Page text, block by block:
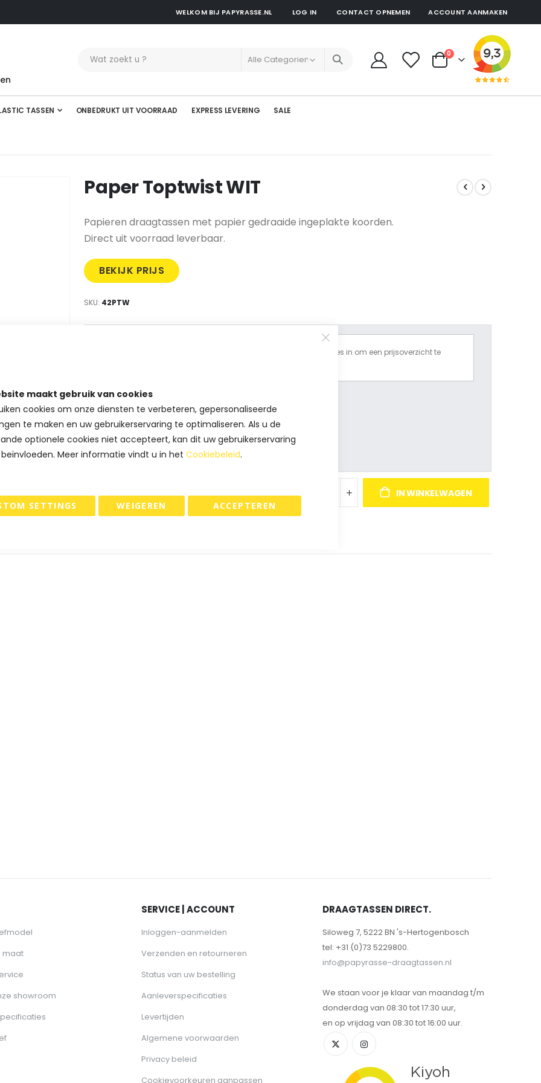
maakt gebruik van cookies
cookies om onze diensten te verbeteren, gepersonaliseerde
te maken en uw gebruikerservaring te optimaliseren. Als u de
optionele cookies niet accepteert, kan dit uw gebruikerservaring
Meer informatie vindt u in het Cookiebeleid.
ACCEPTEREN
SETTINGS WEIGEREN
WELKOM BIJ PAPYRASSE.NL LOG IN CONTACT OPNEMEN ACCOUNT AANMAKEN
Cart
0producten
TASSEN ONBEDRUKT UIT VOORRAAD EXPRESS LEVERING SALE
Paper Toptwist WIT
Papieren draagtassen met papier gedraaide ingeplakte koorden.
Direct uit voorraad leverbaar.
BEKIJK PRIJS
SKU 42PTW
Vragen over dit artikel ?
Bel ons: +31(0)73-5229800
klantenservice@papyrasse.nl
Vul alle opties in om een prijsoverzicht te
IN WINKELWAGEN
maat
showroom
SERVICE | ACCOUNT
Inloggen-aanmelden
Verzenden en retourneren
Status van uw bestelling
Aanleverspecificaties
Levertijden
Algemene voorwaarden
Privacy beleid
Cookievoorkeuren aanpassen
DRAAGTASSEN DIRECT.
Siloweg 7, 5222 BN 's-Hertogenbosch
tel: +31 (0)73 5229800.
info@papyrasse-draagtassen.nl
We staan voor je klaar van maandag t/m
donderdag van 08:30 tot 17:30 uur,
en op vrijdag van 08:30 tot 16:00 uur.